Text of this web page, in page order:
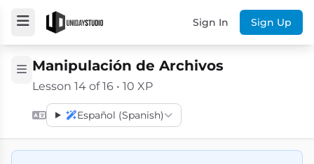
Sign In Sign Up
Manipulación de Archivos
Lesson 14 of 16 • 10 XP
Español (Spanish)